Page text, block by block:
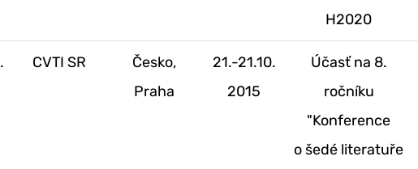
H2020
CVTI SR
Česko,
Praha
21.-21.10.
2015
Účasť na 8.
ročníku
"Konference
o šedé literatuře